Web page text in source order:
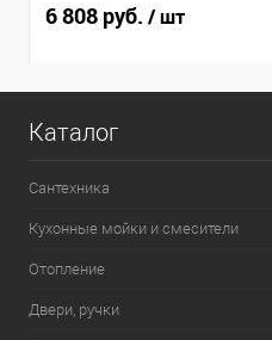
6 808 руб. / шт
Каталог
Сантехника
Кухонные мойки и смесители
Отопление
Двери, ручки